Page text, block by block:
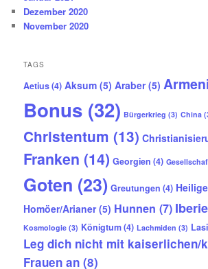
Dezember 2020
November 2020
TAGS
Aetius(4) Aksum (5) Araber(5)
Bonus (32) Bürgerkrieg (3) China
Christentum (13)
Franken (14) Georgien (4)
Goten (23) Greutungen (4) Heilige
Homöer/Arianer(5) Hunnen (7)
Kosmologie (3) Königtum(4) Lachmiden (3)
Leg dich nicht mit kaiserlichen/
Frauen an (8)